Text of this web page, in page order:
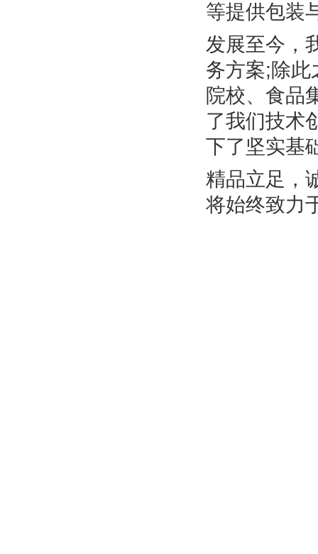
等提供包装
发展至今，
务方案;除此
院校、食品
了我们技术
下了坚实基
精品立足，
将始终致力